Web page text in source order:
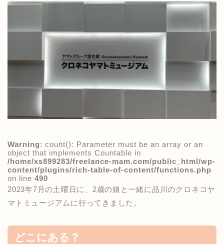
Warning: count(): Parameter must be an array or an
object that implements Countable in
/home/xs899283/freelance-mam.com/public_html/wp-
content/plugins/rich-table-of-content/functions.php
on line 490
2023年7月の土曜日に、2歳の娘と一緒に品川のクロネコヤ
マトミュージアムに行ってきました。
どこにある？